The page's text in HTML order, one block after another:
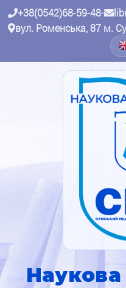
+38(0542)68-59-48•
вул. Роменська, 87 м.
Наукова